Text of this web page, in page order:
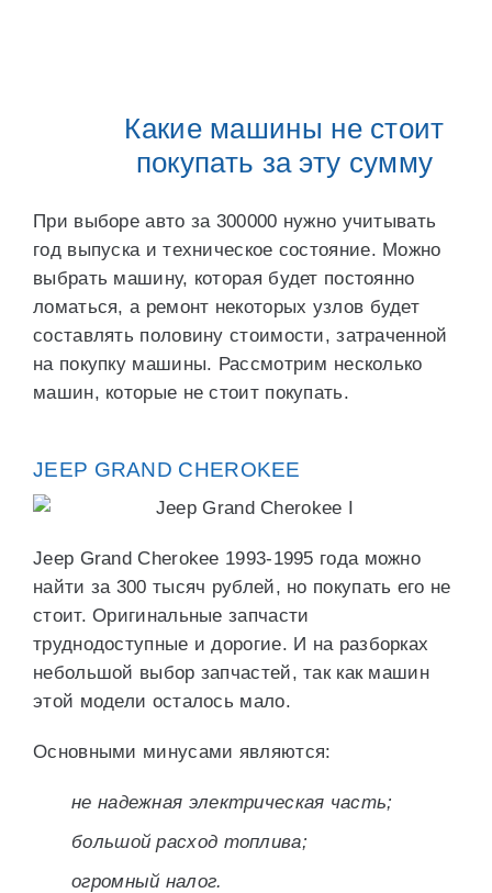
Какие машины не стоит
покупать за эту сумму
При выборе авто за 300000 нужно учитывать
год выпуска и техническое состояние. Можно
выбрать машину, которая будет постоянно
ломаться, а ремонт некоторых узлов будет
составлять половину стоимости, затраченной
на покупку машины. Рассмотрим несколько
машин, которые не стоит покупать.
JEEP GRAND CHEROKEE
Jeep Grand Cherokee 1993-1995 года можно
найти за 300 тысяч рублей, но покупать его не
стоит. Оригинальные запчасти
труднодоступные и дорогие. И на разборках
небольшой выбор запчастей, так как машин
этой модели осталось мало.
Основными минусами являются:
не надежная электрическая часть;
большой расход топлива;
огромный налог.